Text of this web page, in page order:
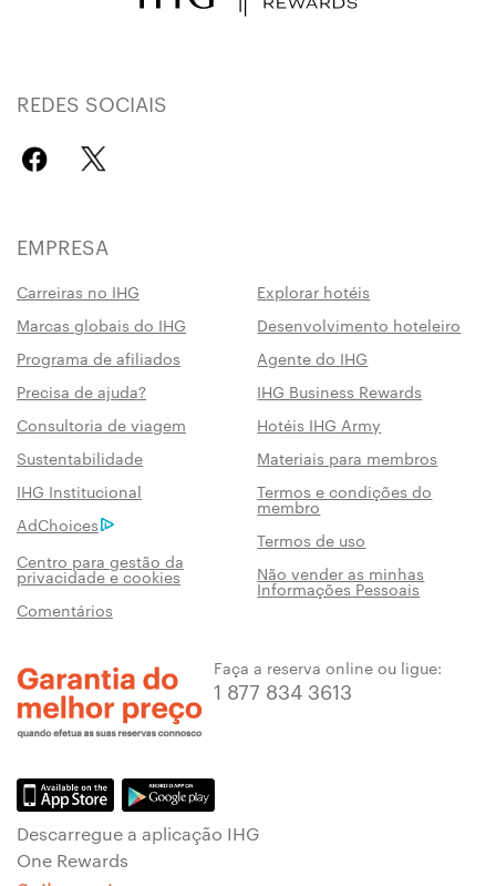
REDES SOCIAIS
EMPRESA
Carreiras no IHG
Explorar hotéis
Marcas globais do IHG
Desenvolvimento hoteleiro
Programa de afiliados
Agente do IHG
Precisa de ajuda?
IHG Business Rewards
Consultoria de viagem
Hotéis IHG Army
Sustentabilidade
Materiais para membros
IHG Institucional
Termos e condições do
membro
AdChoices
Termos de uso
Centro para gestão da
privacidade e cookies Não vender as minhas
Informações Pessoais
Comentários
Faça a reserva online ou ligue:
1 877 834 3613
Descarregue a aplicação IHG
One Rewards